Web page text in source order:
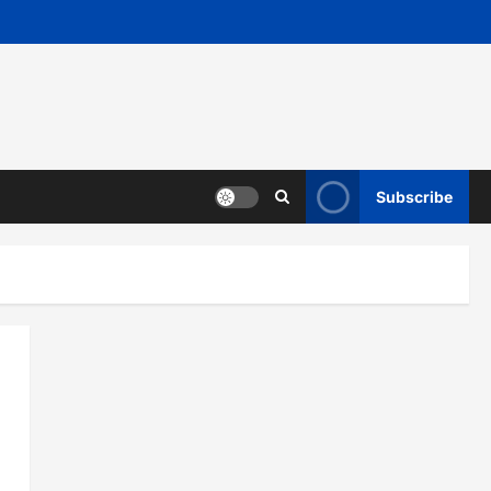
Subscribe